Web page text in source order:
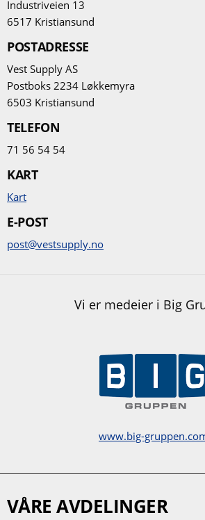
Industriveien 13
6517 Kristiansund
POSTADRESSE
Vest Supply AS
Postboks 2234 Løkkemyra
6503 Kristiansund
TELEFON
71 56 54 54
KART
Kart
E-POST
post@vestsupply.no
Vi er medeier i Big
www.big-
VÅRE AVDELINGER